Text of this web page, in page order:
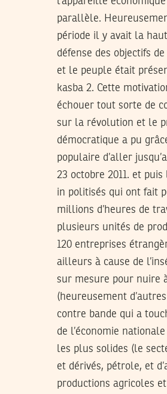
parallèle.
période il y avait la
défense des objectifs
et le peuple était
kasba 2. Cette
échouer tout sorte de
sur la révolution et le
démocratique a pu
populaire d’aller
23 octobre 2011. et
in politisés qui ont fait
millions d’heures de
plusieurs unités de
120 entreprises
ailleurs à cause de
sur mesure pour nuire
(heureusement
contre bande qui a
de l’économie
les plus solides (le
et dérivés, pétrole, et
productions agricoles